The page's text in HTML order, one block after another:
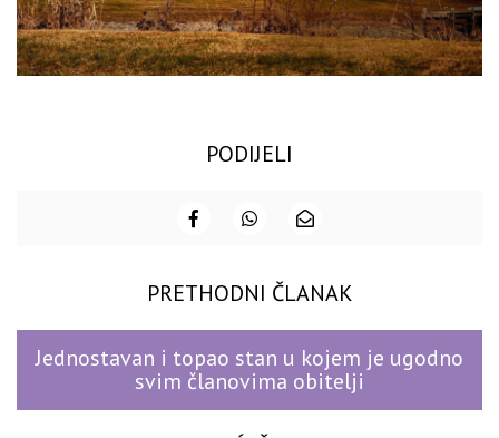
PODIJELI
PRETHODNI ČLANAK
Jednostavan i topao stan u kojem je ugodno
svim članovima obitelji